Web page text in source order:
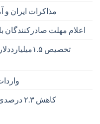
مذاکرات ایران و آمریکا؛ ۴ امری که
اعلام مهلت صادرکنندگان
تخصیص
کاهش ۲.۳ درصدی تورم خوراکی ها در آخرین ماه ۱۴۰۳